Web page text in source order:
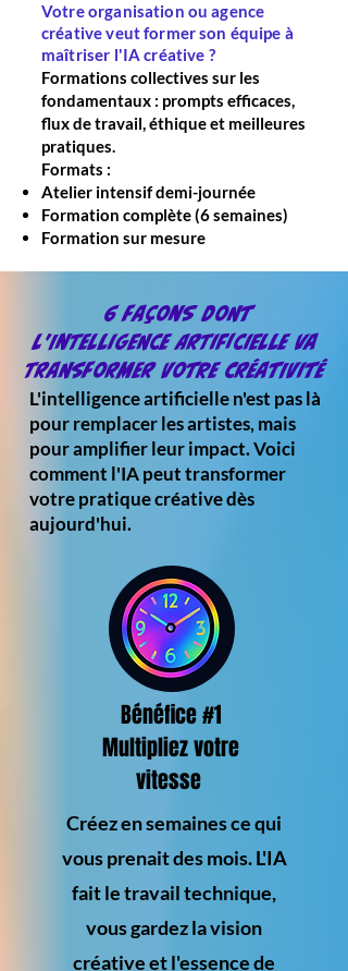
Votre organisation ou agence
créative veut former son équipe à
maîtriser l'IA créative ?
Formations collectives sur les
fondamentaux : prompts efficaces,
flux de travail, éthique et meilleures
pratiques.
Formats :
Atelier intensif demi-journée
Formation complète (6 semaines)
Formation sur mesure
6 Façons dont
l'Intelligence Artificielle va
Transformer Votre Créativité
L'intelligence artificielle n'est pas là
pour remplacer les artistes, mais
pour amplifier leur impact. Voici
comment l'IA peut transformer
votre pratique créative dès
aujourd'hui.
Bénéfice #1
Multipliez votre
vitesse
Créez en semaines ce qui
vous prenait des mois. L'IA
fait le travail technique,
vous gardez la vision
créative et l'essence de